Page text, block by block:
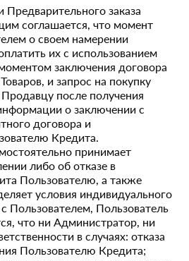
заказа
соглашается, что момент
о своем намерении
их с использованием
заключения договора
и запрос на покупку
после получения
о заключении с
договора и
Кредита.
принимает
либо об отказе в
Пользователю, а также
условия индивидуального
Пользователем, Пользователь
что ни Администратор, ни
в случаях: отказа
Пользователю Кредита;